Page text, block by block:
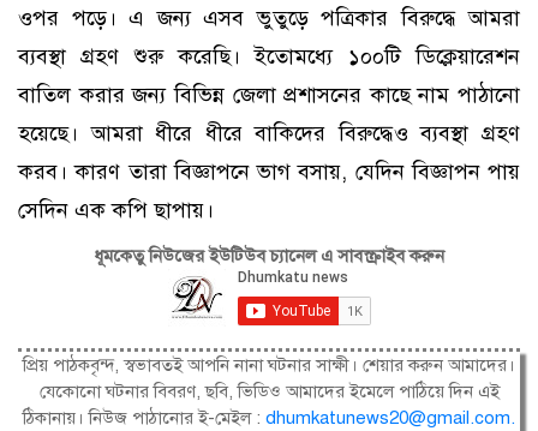
ওপর পড়ে। এ জন্য এসব ভুতুড়ে পত্রিকার বিরুদ্ধে আমরা
ব্যবস্থা গ্রহণ শুরু করেছি। ইতোমধ্যে ১০০টি ডিক্লেয়ারেশন
বাতিল করার জন্য বিভিন্ন জেলা প্রশাসনের কাছে নাম পাঠানো
হয়েছে। আমরা ধীরে ধীরে বাকিদের বিরুদ্ধেও ব্যবস্থা গ্রহণ
করব। কারণ তারা বিজ্ঞাপনে ভাগ বসায়, যেদিন বিজ্ঞাপন পায়
সেদিন এক কপি ছাপায়।
ধূমকেতু নিউজের ইউটিউব চ্যানেল এ সাবস্ক্রাইব করুন
প্রিয় পাঠকবৃন্দ, স্বভাবতই আপনি নানা ঘটনার সাক্ষী। শেয়ার করুন আমাদের।
যেকোনো ঘটনার বিবরণ, ছবি, ভিডিও আমাদের ইমেলে পাঠিয়ে দিন এই
ঠিকানায়। নিউজ পাঠানোর ই-মেইল : dhumkatunews20@gmail.com.